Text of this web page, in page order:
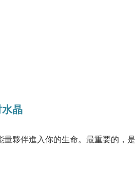
晶
夥伴進入你的生命。最重要的，